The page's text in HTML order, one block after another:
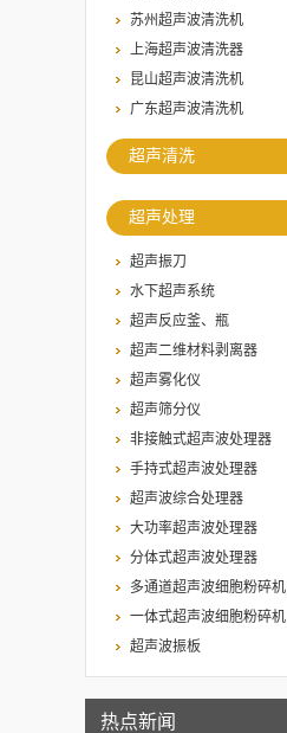
苏州超声波清洗机
上海超声波清洗器
昆山超声波清洗机
广东超声波清洗机
超声清洗
超声处理
超声振刀
水下超声系统
超声反应釜、瓶
超声二维材料剥离器
超声雾化仪
超声筛分仪
非接触式超声波处理器
手持式超声波处理器
超声波综合处理器
大功率超声波处理器
分体式超声波处理器
多通道超声波细胞粉碎机
一体式超声波细胞粉碎机
超声波振板
热点新闻